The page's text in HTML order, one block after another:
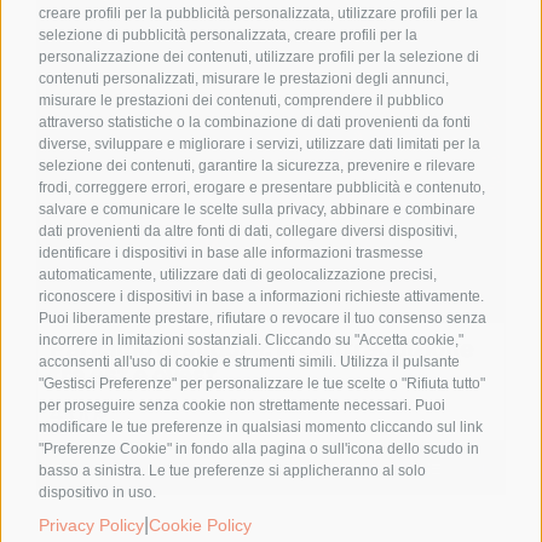
creare profili per la pubblicità personalizzata, utilizzare profili per la
selezione di pubblicità personalizzata, creare profili per la
personalizzazione dei contenuti, utilizzare profili per la selezione di
contenuti personalizzati, misurare le prestazioni degli annunci,
misurare le prestazioni dei contenuti, comprendere il pubblico
attraverso statistiche o la combinazione di dati provenienti da fonti
diverse, sviluppare e migliorare i servizi, utilizzare dati limitati per la
selezione dei contenuti, garantire la sicurezza, prevenire e rilevare
frodi, correggere errori, erogare e presentare pubblicità e contenuto,
salvare e comunicare le scelte sulla privacy, abbinare e combinare
dati provenienti da altre fonti di dati, collegare diversi dispositivi,
identificare i dispositivi in base alle informazioni trasmesse
automaticamente, utilizzare dati di geolocalizzazione precisi,
riconoscere i dispositivi in base a informazioni richieste attivamente.
Puoi liberamente prestare, rifiutare o revocare il tuo consenso senza
incorrere in limitazioni sostanziali. Cliccando su "Accetta cookie,"
acconsenti all'uso di cookie e strumenti simili. Utilizza il pulsante
"Gestisci Preferenze" per personalizzare le tue scelte o "Rifiuta tutto"
per proseguire senza cookie non strettamente necessari. Puoi
modificare le tue preferenze in qualsiasi momento cliccando sul link
"Preferenze Cookie" in fondo alla pagina o sull'icona dello scudo in
basso a sinistra. Le tue preferenze si applicheranno al solo
dispositivo in uso.
Privacy Policy Cookie Policy
Parliamo di sudore: la contraddizione
tra est e ovest
4,00€
Aggiungi al carrello